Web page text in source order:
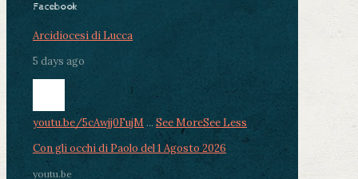
Facebook
Arcidiocesi di Lucca
5 days ago
youtu.be/5cAwjj0FujM ... See MoreSee Less
Con gli occhi di Paolo del 1 Agosto 2026
youtu.be